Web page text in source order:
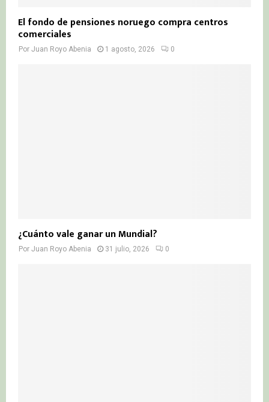
El fondo de pensiones noruego compra centros
comerciales
Por Juan Royo Abenia 1 agosto, 2026 0
¿Cuánto vale ganar un Mundial?
Por Juan Royo Abenia 31 julio, 2026 0